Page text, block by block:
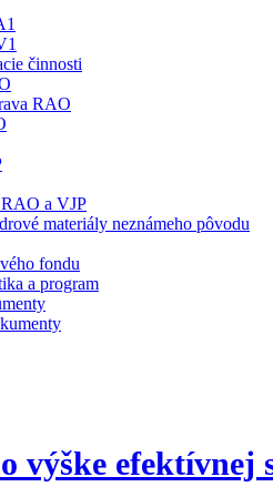
činnosti
RAO
a VJP
materiály neznámeho pôvodu
fondu
a program
výške